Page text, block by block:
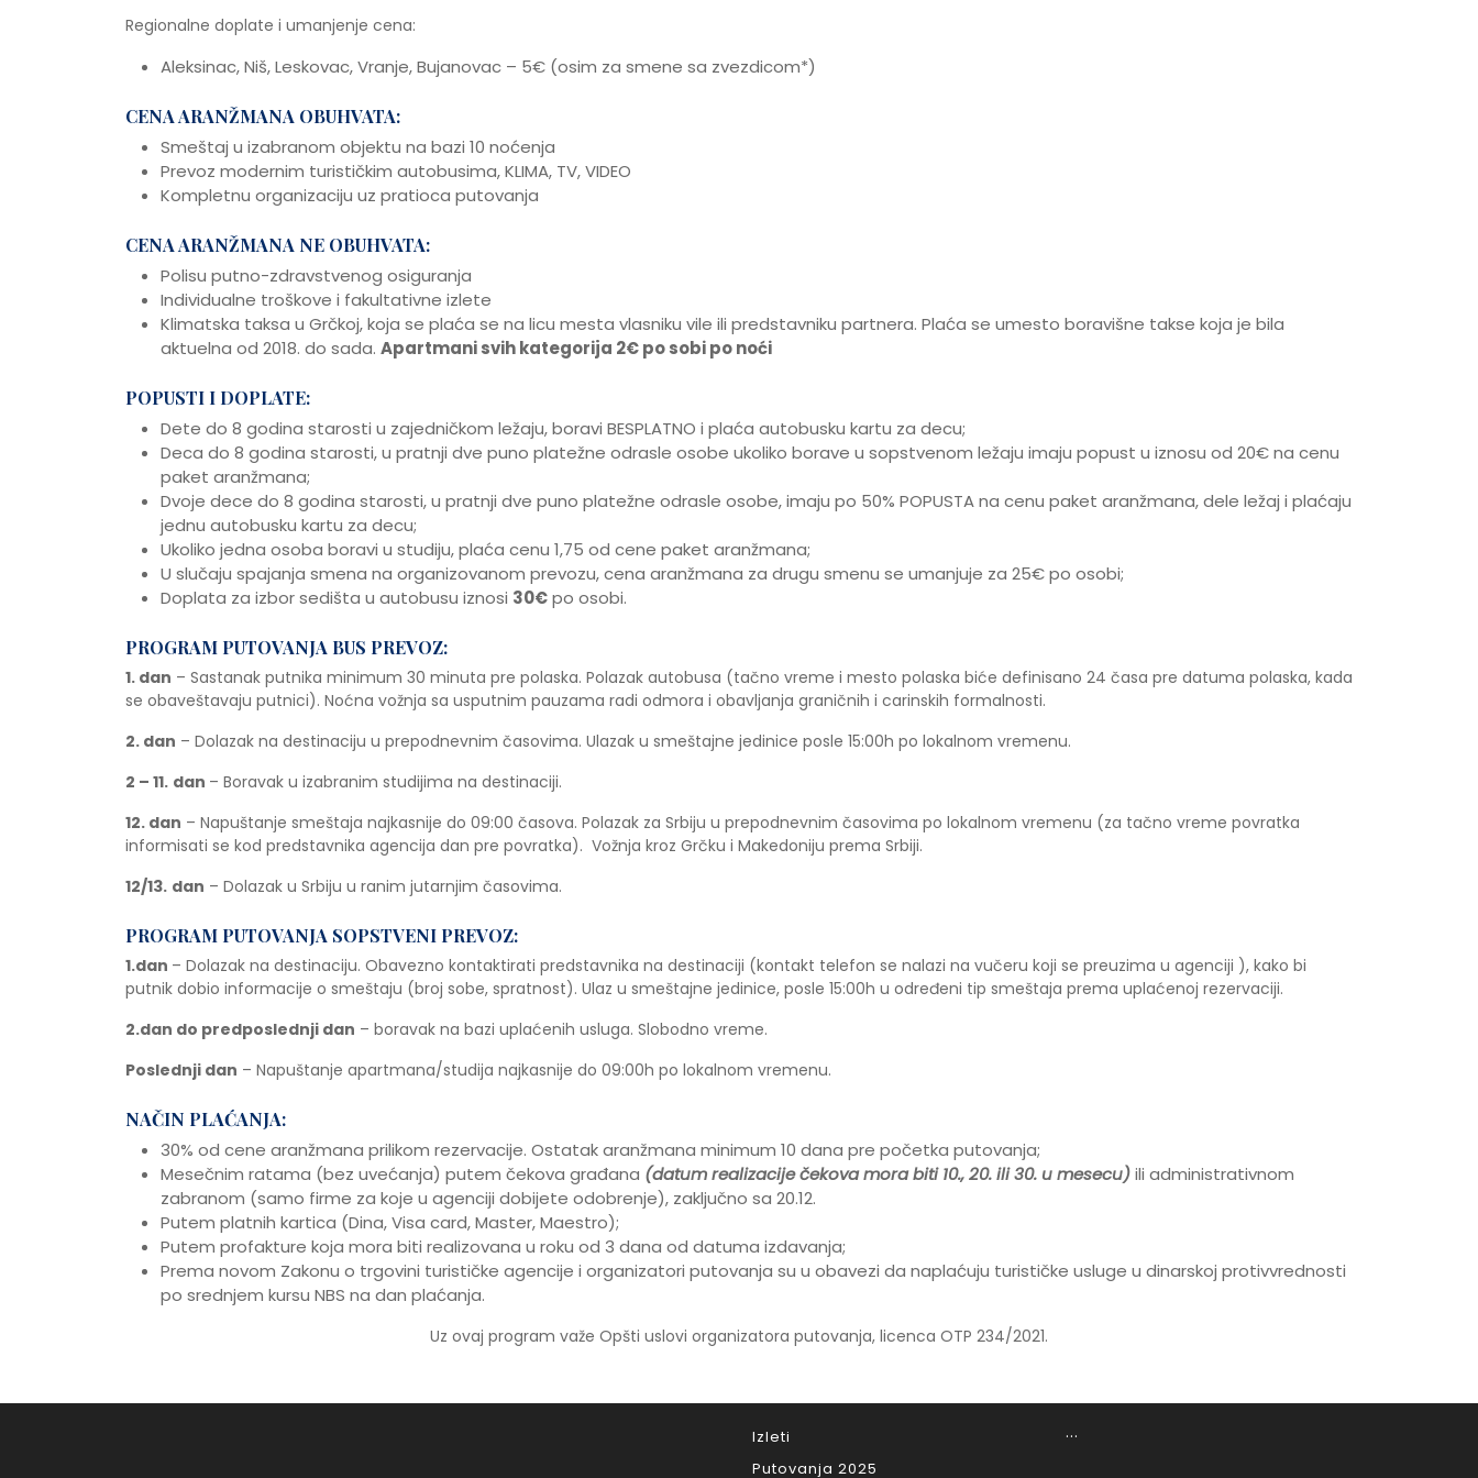
Regionalne doplate i umanjenje cena:
Aleksinac, Niš, Leskovac, Vranje, Bujanovac – 5€ (osim za smene sa zvezdicom*)
CENA ARANŽMANA OBUHVATA:
Smeštaj u izabranom objektu na bazi 10 noćenja
Prevoz modernim turističkim autobusima, KLIMA, TV, VIDEO
Kompletnu organizaciju uz pratioca putovanja
CENA ARANŽMANA NE OBUHVATA:
Polisu putno-zdravstvenog osiguranja
Individualne troškove i fakultativne izlete
Klimatska taksa u Grčkoj, koja se plaća se na licu mesta vlasniku vile ili predstavniku partnera. Plaća se umesto boravišne takse koja je bila
aktuelna od 2018. do sada. Apartmani svih kategorija 2€ po sobi po noći
POPUSTI I DOPLATE:
Dete do 8 godina starosti u zajedničkom ležaju, boravi BESPLATNO i plaća autobusku kartu za decu;
Deca do 8 godina starosti, u pratnji dve puno platežne odrasle osobe ukoliko borave u sopstvenom ležaju imaju popust u iznosu od 20€ na cenu
paket aranžmana;
Dvoje dece do 8 godina starosti, u pratnji dve puno platežne odrasle osobe, imaju po 50% POPUSTA na cenu paket aranžmana, dele ležaj i plaćaju
jednu autobusku kartu za decu;
Ukoliko jedna osoba boravi u studiju, plaća cenu 1,75 od cene paket aranžmana;
U slučaju spajanja smena na organizovanom prevozu, cena aranžmana za drugu smenu se umanjuje za 25€ po osobi;
Doplata za izbor sedišta u autobusu iznosi 30€po osobi.
PROGRAM PUTOVANJA BUS PREVOZ:
1. dan – Sastanak putnika minimum 30 minuta pre polaska. Polazak autobusa (tačno vreme i mesto polaska biće definisano 24 časa pre datuma polaska, kada
se obaveštavaju putnici). Noćna vožnja sa usputnim pauzama radi odmora i obavljanja graničnih i carinskih formalnosti.
2. dan – Dolazak na destinaciju u prepodnevnim časovima. Ulazak u smeštajne jedinice posle 15:00h po lokalnom vremenu.
2 – 11. dan – Boravak u izabranim studijima na destinaciji.
12. dan – Napuštanje smeštaja najkasnije do 09:00 časova. Polazak za Srbiju u prepodnevnim časovima po lokalnom vremenu (za tačno vreme povratka
informisati se kod predstavnika agencija dan pre povratka). Vožnja kroz Grčku i Makedoniju prema Srbiji.
12/13. dan – Dolazak u Srbiju u ranim jutarnjim časovima.
PROGRAM PUTOVANJA SOPSTVENI PREVOZ:
1.dan – Dolazak na destinaciju. Obavezno kontaktirati predstavnika na destinaciji (kontakt telefon se nalazi na vučeru koji se preuzima u agenciji ), kako bi
putnik dobio informacije o smeštaju (broj sobe, spratnost). Ulaz u smeštajne jedinice, posle 15:00h u određeni tip smeštaja prema uplaćenoj rezervaciji.
2.dan do predposlednji dan – boravak na bazi uplaćenih usluga. Slobodno vreme.
Poslednji dan – Napuštanje apartmana/studija najkasnije do 09:00h po lokalnom vremenu.
NAČIN PLAĆANJA:
30% od cene aranžmana prilikom rezervacije. Ostatak aranžmana minimum 10 dana pre početka putovanja;
Mesečnim ratama (bez uvećanja) putem čekova građana (datum realizacije čekova mora biti 10., 20. ili 30. u mesecu)ili administrativnom
zabranom (samo firme za koje u agenciji dobijete odobrenje), zaključno sa 20.12.
Putem platnih kartica (Dina, Visa card, Master, Maestro);
Putem profakture koja mora biti realizovana u roku od 3 dana od datuma izdavanja;
Prema novom Zakonu o trgovini turističke agencije i organizatori putovanja su u obavezi da naplaćuju turističke usluge u dinarskoj protivvrednosti
po srednjem kursu NBS na dan plaćanja.
Uz ovaj program važe Opšti uslovi organizatora putovanja, licenca OTP 234/2021.
Izleti
Putovanja 2025
...